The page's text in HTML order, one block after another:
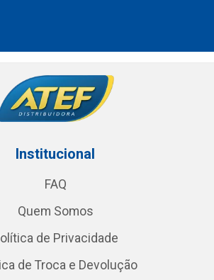
Institucional
FAQ
Quem Somos
de Privacidade
de Troca e Devolução